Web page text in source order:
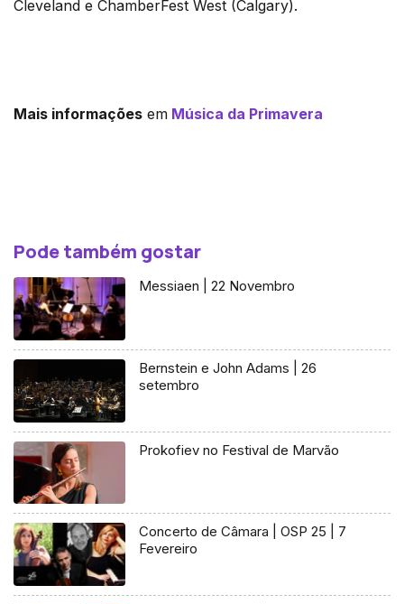
Cleveland e ChamberFest West (Calgary).
Mais informações em Música da Primavera
Pode também gostar
Messiaen | 22 Novembro
Bernstein e John Adams | 26
setembro
Prokofiev no Festival de Marvão
Concerto de Câmara | OSP 25 | 7
Fevereiro